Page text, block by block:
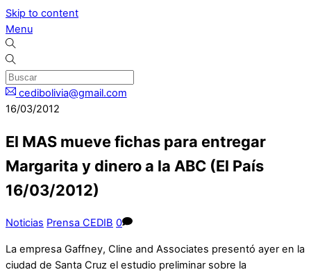
Skip to content
Menu
cedibolivia@gmail.com
16/03/2012
El MAS mueve fichas para entregar
Margarita y dinero a la ABC (El País
16/03/2012)
Noticias Prensa CEDIB 0
La empresa Gaffney, Cline and Associates presentó ayer en la
ciudad de Santa Cruz el estudio preliminar sobre la